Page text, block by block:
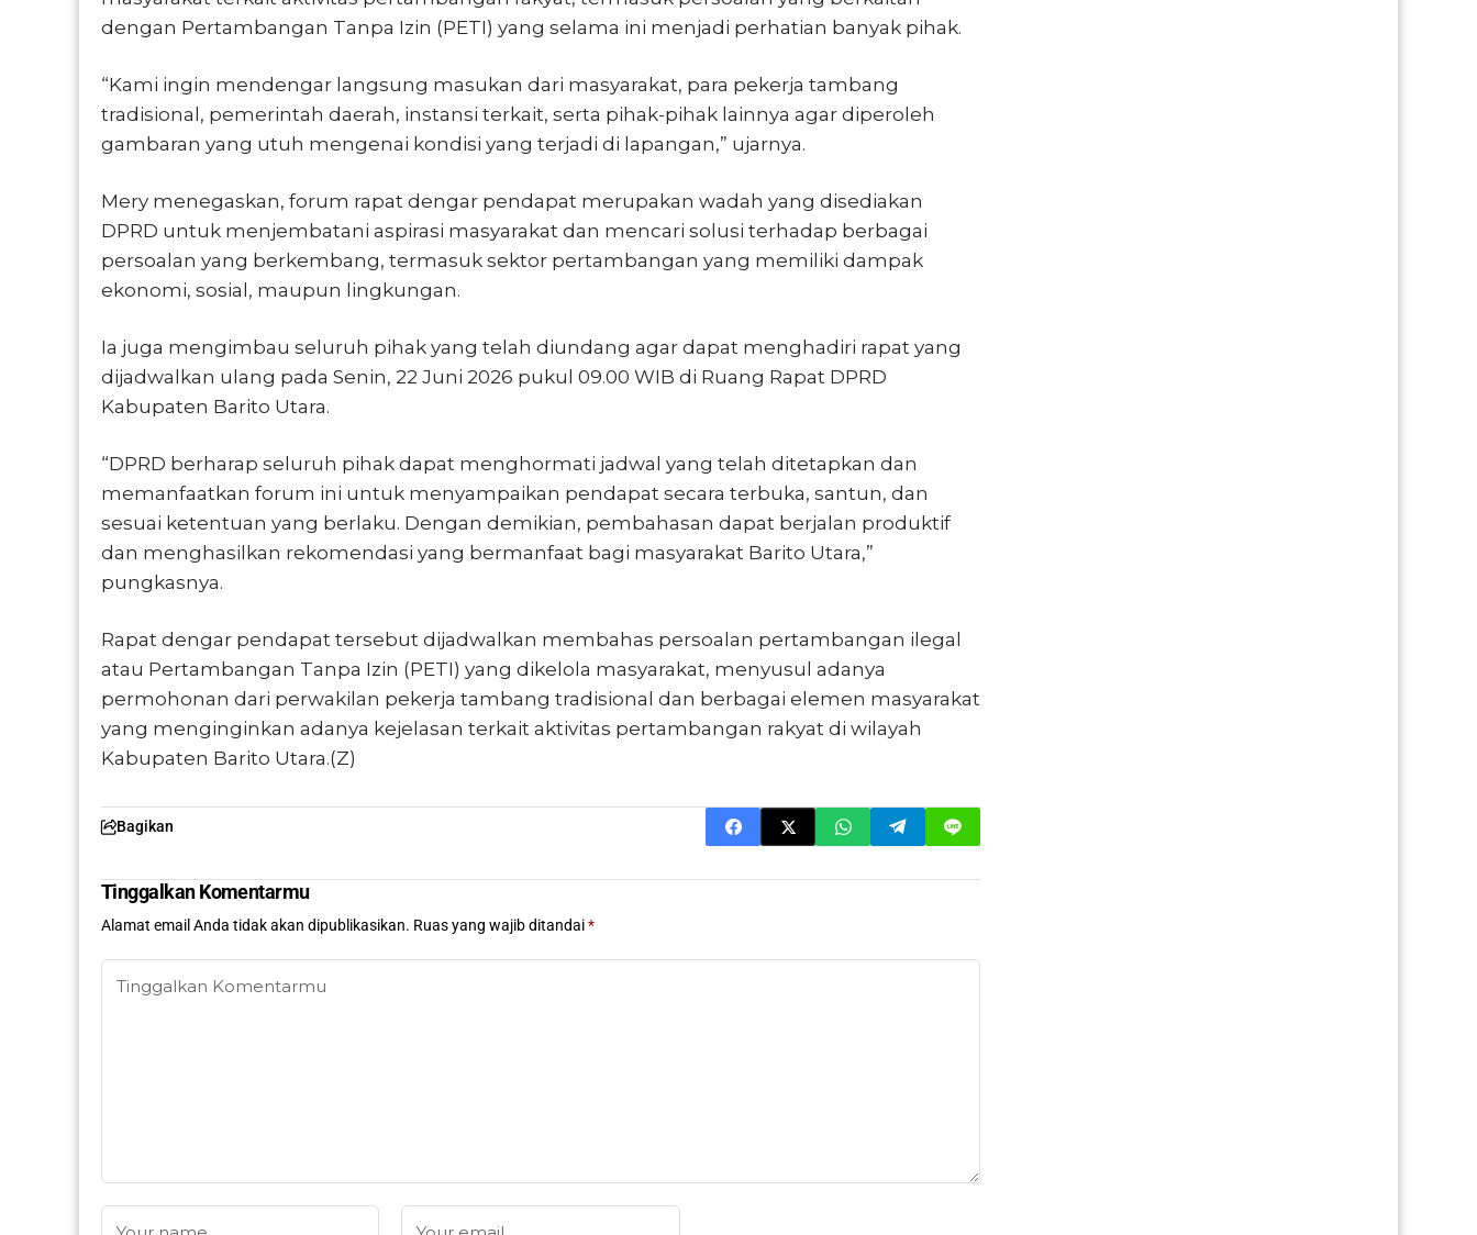
dengan Pertambangan Tanpa Izin (PETI) yang selama ini menjadi perhatian banyak pihak.
“Kami ingin mendengar langsung masukan dari masyarakat, para pekerja tambang
tradisional, pemerintah daerah, instansi terkait, serta pihak-pihak lainnya agar diperoleh
gambaran yang utuh mengenai kondisi yang terjadi di lapangan,” ujarnya.
Mery menegaskan, forum rapat dengar pendapat merupakan wadah yang disediakan
DPRD untuk menjembatani aspirasi masyarakat dan mencari solusi terhadap berbagai
persoalan yang berkembang, termasuk sektor pertambangan yang memiliki dampak
ekonomi, sosial, maupun lingkungan.
Ia juga mengimbau seluruh pihak yang telah diundang agar dapat menghadiri rapat yang
dijadwalkan ulang pada Senin, 22 Juni 2026 pukul 09.00 WIB di Ruang Rapat DPRD
Kabupaten Barito Utara.
“DPRD berharap seluruh pihak dapat menghormati jadwal yang telah ditetapkan dan
memanfaatkan forum ini untuk menyampaikan pendapat secara terbuka, santun, dan
sesuai ketentuan yang berlaku. Dengan demikian, pembahasan dapat berjalan produktif
dan menghasilkan rekomendasi yang bermanfaat bagi masyarakat Barito Utara,”
pungkasnya.
Rapat dengar pendapat tersebut dijadwalkan membahas persoalan pertambangan ilegal
atau Pertambangan Tanpa Izin (PETI) yang dikelola masyarakat, menyusul adanya
permohonan dari perwakilan pekerja tambang tradisional dan berbagai elemen masyarakat
yang menginginkan adanya kejelasan terkait aktivitas pertambangan rakyat di wilayah
Kabupaten Barito Utara.(Z)
Bagikan
Tinggalkan Komentarmu
Alamat email Anda tidak akan dipublikasikan. Ruas yang wajib ditandai*